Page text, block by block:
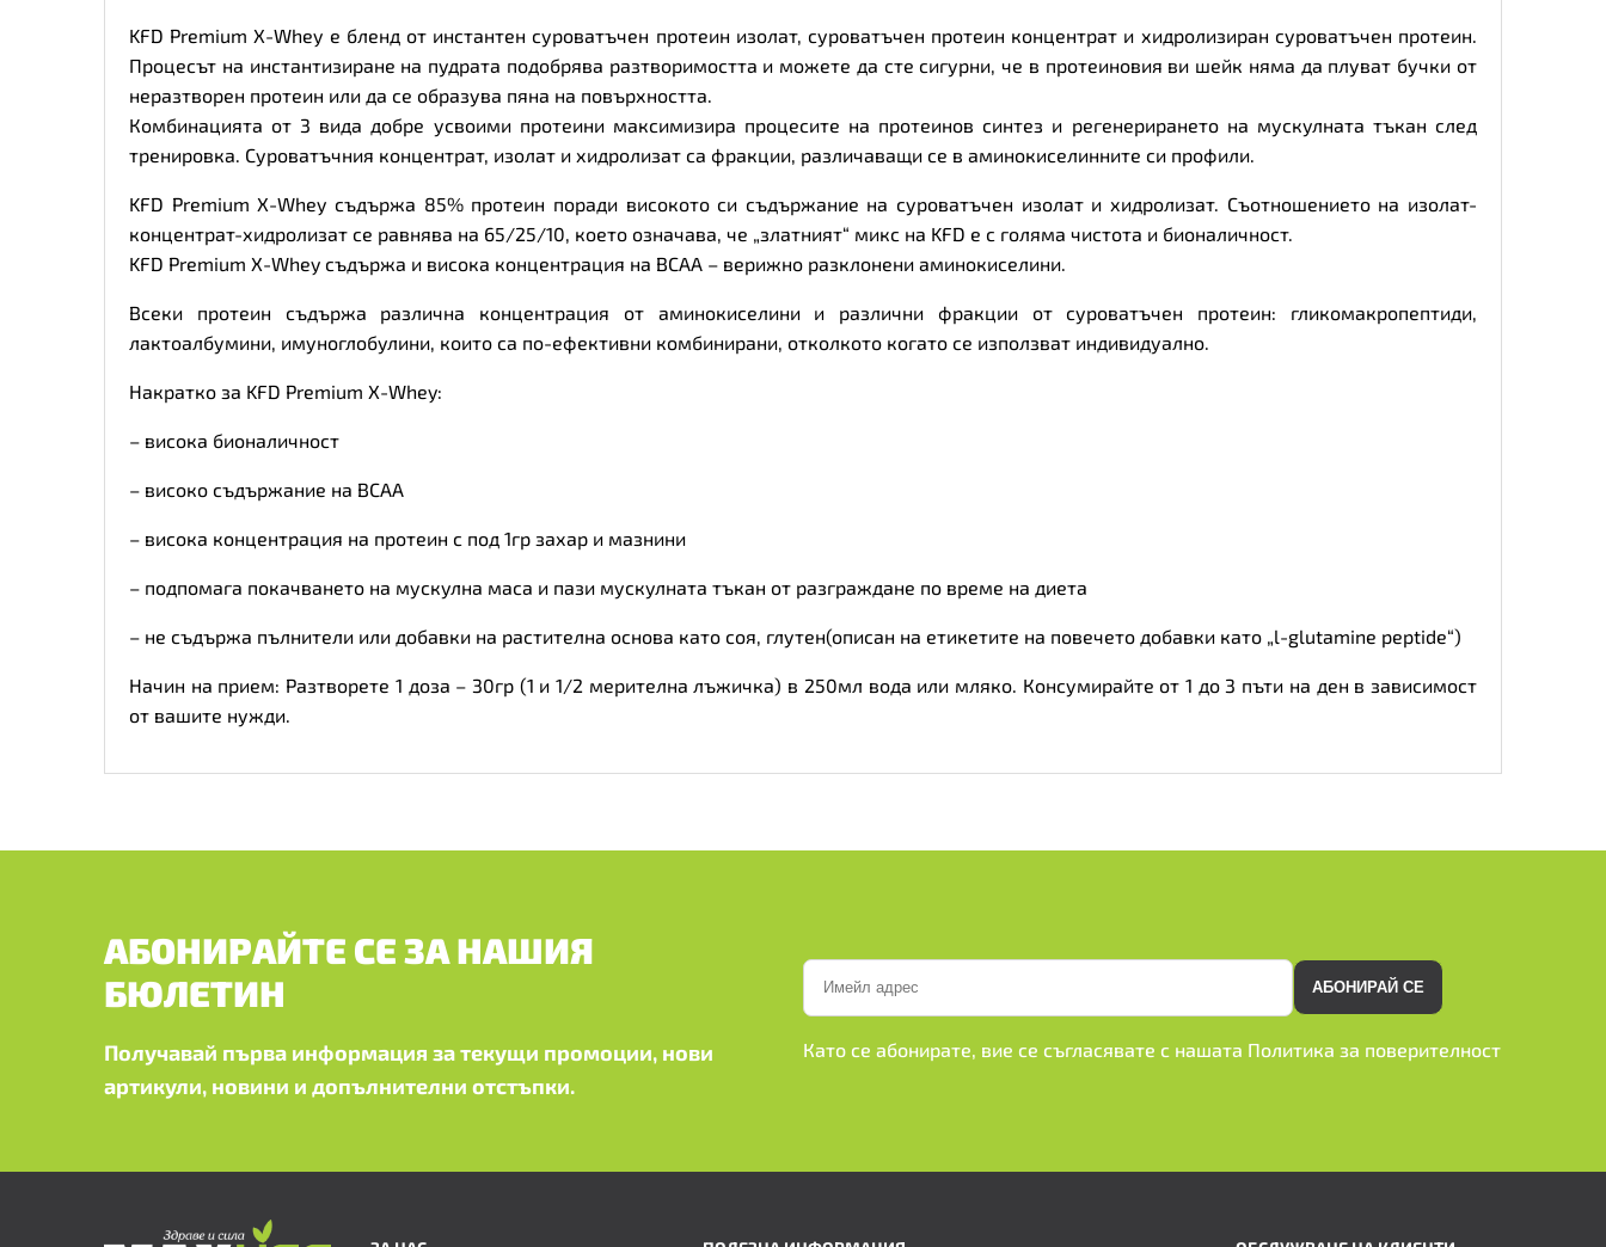
KFD Premium X-Whey е бленд от инстантен суроватъчен протеин изолат, суроватъчен протеин концентрат и хидролизиран суроватъчен протеин.
Процесът на инстантизиране на пудрата подобрява разтворимостта и можете да сте сигурни, че в протеиновия ви шейк няма да плуват бучки от
неразтворен протеин или да се образува пяна на повърхността.
Комбинацията от 3 вида добре усвоими протеини максимизира процесите на протеинов синтез и регенерирането на мускулната тъкан след
тренировка. Суроватъчния концентрат, изолат и хидролизат са фракции, различаващи се в аминокиселинните си профили.
KFD Premium X-Whey съдържа 85% протеин поради високото си съдържание на суроватъчен изолат и хидролизат. Съотношението на изолат-
концентрат-хидролизат се равнява на 65/25/10, което означава, че „златният“ микс на KFD е с голяма чистота и бионаличност.
KFD Premium X-Whey съдържа и висока концентрация на BCAA – верижно разклонени аминокиселини.
Всеки протеин съдържа различна концентрация от аминокиселини и различни фракции от суроватъчен протеин: гликомакропептиди,
лактоалбумини, имуноглобулини, които са по-ефективни комбинирани, отколкото когато се използват индивидуално.
Накратко за KFD Premium X-Whey:
– висока бионаличност
– високо съдържание на BCAA
– висока концентрация на протеин с под 1гр захар и мазнини
– подпомага покачването на мускулна маса и пази мускулната тъкан от разграждане по време на диета
– не съдържа пълнители или добавки на растителна основа като соя, глутен(описан на етикетите на повечето добавки като „l-glutamine peptide“)
Начин на прием: Разтворете 1 доза – 30гр (1 и 1/2 мерителна лъжичка) в 250мл вода или мляко. Консумирайте от 1 до 3 пъти на ден в зависимост
от вашите нужди.
АБОНИРАЙТЕ СЕ ЗА НАШИЯ
БЮЛЕТИН
Получавай първа информация за текущи промоции, нови
артикули, новини и допълнителни отстъпки.
АБОНИРАЙ СЕ
Като се абонирате, вие се съгласявате с нашата Политика за поверителност